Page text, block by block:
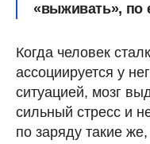
«выживать», по
Когда человек
ассоциируется у
ситуацией, мозг
сильный стресс и
по заряду такие